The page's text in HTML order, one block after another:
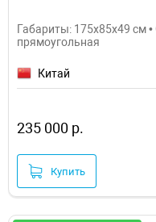
Габариты: 175x85x49 см
прямоугольная
Китай
235 000 р.
Купить